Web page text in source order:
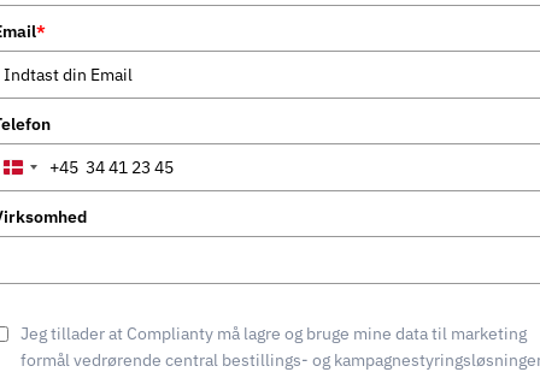
*
Denmark
+45
Jeg tillader at Complianty må lagre og bruge mine data til marketing
formål vedrørende central bestillings- og